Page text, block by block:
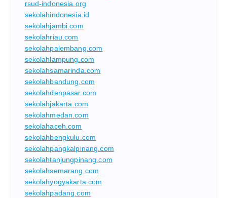
rsud-indonesia.org
sekolahindonesia.id
sekolahjambi.com
sekolahriau.com
sekolahpalembang.com
sekolahlampung.com
sekolahsamarinda.com
sekolahbandung.com
sekolahdenpasar.com
sekolahjakarta.com
sekolahmedan.com
sekolahaceh.com
sekolahbengkulu.com
sekolahpangkalpinang.com
sekolahtanjungpinang.com
sekolahsemarang.com
sekolahyogyakarta.com
sekolahpadang.com